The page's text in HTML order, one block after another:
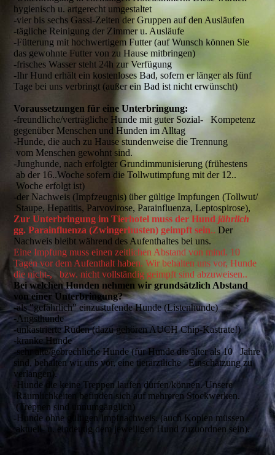
hygienisch u. artgerecht umgestaltet
-vier bis sechs Gassi-Zeiten der Gruppen auf den Ausläufen
-tägliche Reinigung der Zimmer u. Ausläufe
-Fütterung mit hochwertigem Futter (auf Wunsch können Sie
das gewohnte Futter von zu Hause mitbringen)
-frisches Wasser steht 24h zur Verfügung
-Ihr Hund erhält ein kostenloses Bad, sofern er länger als fünf
Tage bei uns verbringt (außer ein Bad ist nicht erwünscht)
Voraussetzungen für eine Unterbringung:
-freundliche/verträgliche Hunde mit guter Sozial- Kompetenz
gegenüber Menschen und Hunden im Alltag
-Hunde, die auch zu Hause stundenweise die Trennung
vom Menschen gewohnt sind.
-Junghunde, nach erfolgter Grundimmunisierung (frühestens
ab der 16..Woche sofern die Tollwutimpfung mit der 12..
Woche erfolgt ist)
-der Nachweis (Impfzeugnis) über gültige Impfungen (Tollwut/
Staupe, Hepatitis, Parvovirose, Parainfluenza, Leptospirose),
Zur Unterbringung im Tierhotel muss der Hundjährlich
gg. Parainfluenza (Zwingerhusten) geimpft sein.. Der
Nachweis bleibt während des Aufenthaltes bei uns.
Eine Impfung muss einen zeitlichen Abstand von mind. 10
Tagen vor dem Aufenthalt haben. Wir behalten uns vor, Hunde
die nicht-, bzw. nicht vollständig geimpft sind abzuweisen..
Bei welchen Hunden nehmen wir grundsätzlich Abstand
von einer Unterbringung?
-als "gefährlich" einzustufende Hunde (Listenhunde)
-Angsthunde
-unkastrierte Rüden (dazu gehören AUCH Chip-Kastrate!)
-kranke Hunde
-sehr alte/gebrechliche Hunde (für Hunde die älter als 10 Jahre
sind, behalten wir uns vor, eine tierärztliche Einschätzung zu
verlangen).
-Hunde die keine Treppen laufen dürfen/können. Unsere
Räumlichkeiten befinden sich auf mehreren Stockwerken.
(Treppen sind unnumgänglich)
-Hunde ohne gültigen Impfnachweis. (auch Kopien müssen
aktuell- u. eindeutig dem jeweiligen Hund zuzuordnen sein).